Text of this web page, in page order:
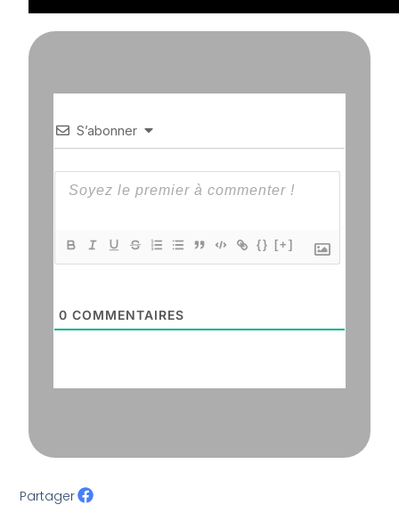
S’abonner
{} [+]
0 COMMENTAIRES
Partager